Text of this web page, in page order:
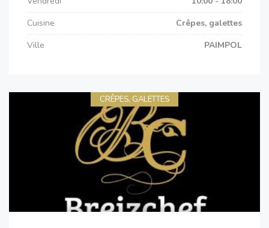
Cuisine
Crêpes, galettes
Ville
PAIMPOL
CRÊPES, GALETTES